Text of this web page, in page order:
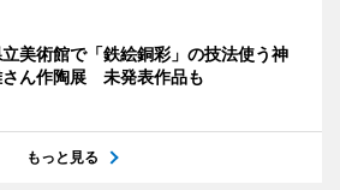
美術館で「鉄絵銅彩」の技法使う神
さん作陶展 未発表作品も
もっと見る